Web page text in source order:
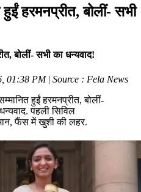
हरमनप्रीत, बोलीं- सभी
बोलीं- सभी का धन्यवाद!
01:38 PM| Source : Fela News
हुईं हरमनप्रीत, बोलीं-
पहली सिविल
फैंस में खुशी की लहर.